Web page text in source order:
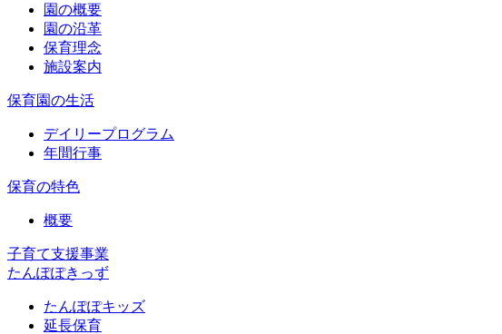
園の概要
園の沿革
保育理念
施設案内
保育園の生活
デイリープログラム
年間行事
保育の特色
概要
子育て支援事業
たんぽぽきっず
たんぽぽキッズ
延長保育